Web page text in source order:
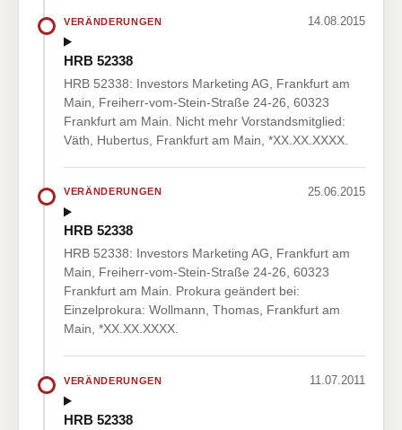
VERÄNDERUNGEN 14.08.2015
HRB 52338
HRB 52338: Investors Marketing AG, Frankfurt am
Main, Freiherr-vom-Stein-Straße 24-26, 60323
Frankfurt am Main. Nicht mehr Vorstandsmitglied:
Väth, Hubertus, Frankfurt am Main, *XX.XX.XXXX.
VERÄNDERUNGEN 25.06.2015
HRB 52338
HRB 52338: Investors Marketing AG, Frankfurt am
Main, Freiherr-vom-Stein-Straße 24-26, 60323
Frankfurt am Main. Prokura geändert bei:
Einzelprokura: Wollmann, Thomas, Frankfurt am
Main, *XX.XX.XXXX.
VERÄNDERUNGEN 11.07.2011
HRB 52338